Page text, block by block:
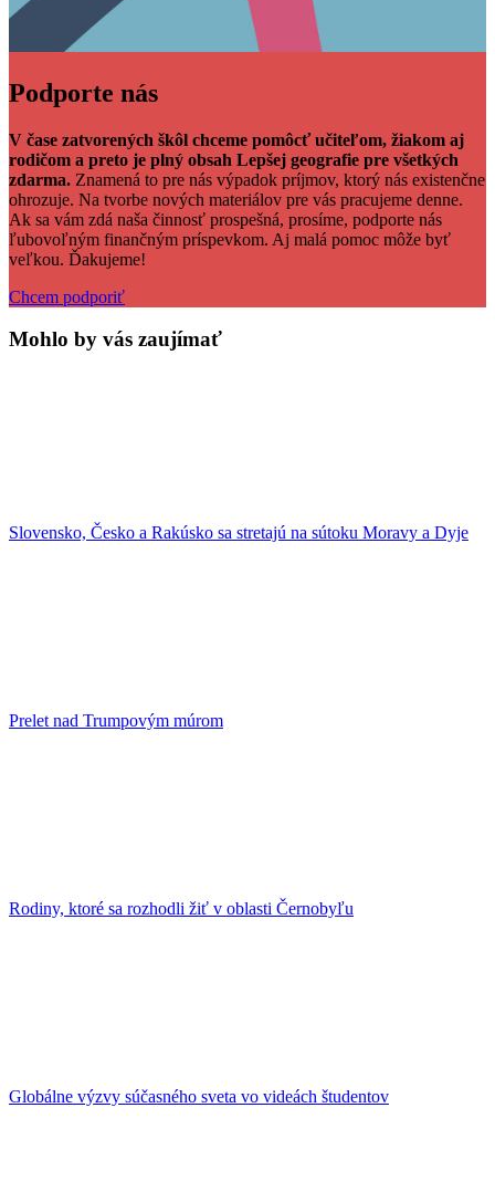
Podporte nás
V čase zatvorených škôl chceme pomôcť učiteľom, žiakom aj
rodičom a preto je plný obsah Lepšej geografie pre všetkých
zdarma. Znamená to pre nás výpadok príjmov, ktorý nás existenčne
ohrozuje. Na tvorbe nových materiálov pre vás pracujeme denne.
Ak sa vám zdá naša činnosť prospešná, prosíme, podporte nás
ľubovoľným finančným príspevkom. Aj malá pomoc môže byť
veľkou. Ďakujeme!
Chcem podporiť
Mohlo by vás zaujímať
Slovensko, Česko a Rakúsko sa stretajú na sútoku Moravy a Dyje
Prelet nad Trumpovým múrom
Rodiny, ktoré sa rozhodli žiť v oblasti Černobyľu
Globálne výzvy súčasného sveta vo videách študentov